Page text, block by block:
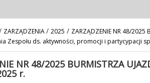
ZARZĄDZENIA/ 2025 / ZARZĄDZENIE NR 48/2025
Zespołu ds. aktywności, promocji i partycypacji
NR 48/2025 BURMISTRZA
r.